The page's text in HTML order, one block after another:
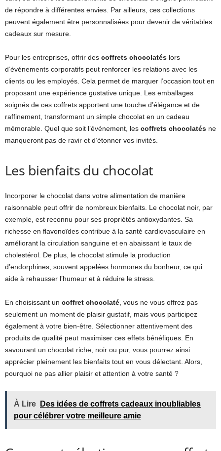
de répondre à différentes envies. Par ailleurs, ces collections
peuvent également être personnalisées pour devenir de véritables
cadeaux sur mesure.
Pour les entreprises, offrir des coffrets chocolatés lors
d’événements corporatifs peut renforcer les relations avec les
clients ou les employés. Cela permet de marquer l’occasion tout en
proposant une expérience gustative unique. Les emballages
soignés de ces coffrets apportent une touche d’élégance et de
raffinement, transformant un simple chocolat en un cadeau
mémorable. Quel que soit l’événement, les coffrets chocolatés ne
manqueront pas de ravir et d’étonner vos invités.
Les bienfaits du chocolat
Incorporer le chocolat dans votre alimentation de manière
raisonnable peut offrir de nombreux bienfaits. Le chocolat noir, par
exemple, est reconnu pour ses propriétés antioxydantes. Sa
richesse en flavonoïdes contribue à la santé cardiovasculaire en
améliorant la circulation sanguine et en abaissant le taux de
cholestérol. De plus, le chocolat stimule la production
d’endorphines, souvent appelées hormones du bonheur, ce qui
aide à rehausser l’humeur et à réduire le stress.
En choisissant un coffret chocolaté , vous ne vous offrez pas
seulement un moment de plaisir gustatif, mais vous participez
également à votre bien-être. Sélectionner attentivement des
produits de qualité peut maximiser ces effets bénéfiques. En
savourant un chocolat riche, noir ou pur, vous pourrez ainsi
apprécier pleinement les bienfaits tout en vous délectant. Alors,
pourquoi ne pas allier plaisir et attention à votre santé ?
À Lire
Des idées de coffrets cadeaux inoubliables
pour célébrer votre meilleure amie